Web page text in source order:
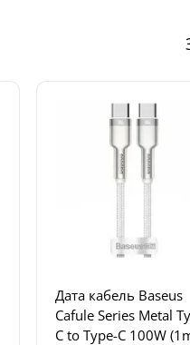
Дата кабель Baseus
Cafule Series Metal
C to Type-C 100W